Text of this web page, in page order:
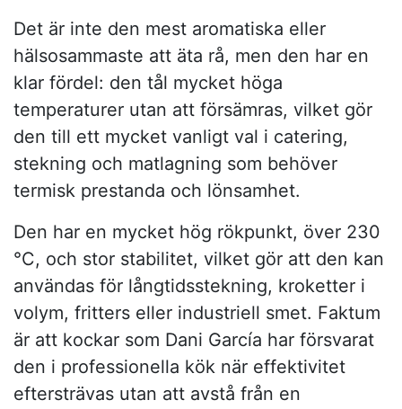
Det är inte den mest aromatiska eller
hälsosammaste att äta rå, men den har en
klar fördel: den tål mycket höga
temperaturer utan att försämras, vilket gör
den till ett mycket vanligt val i catering,
stekning och matlagning som behöver
termisk prestanda och lönsamhet.
Den har en mycket hög rökpunkt, över 230
°C, och stor stabilitet, vilket gör att den kan
användas för långtidsstekning, kroketter i
volym, fritters eller industriell smet. Faktum
är att kockar som Dani García har försvarat
den i professionella kök när effektivitet
eftersträvas utan att avstå från en